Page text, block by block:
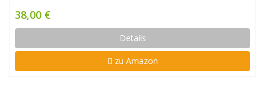
38,00 €
Details
zu Amazon